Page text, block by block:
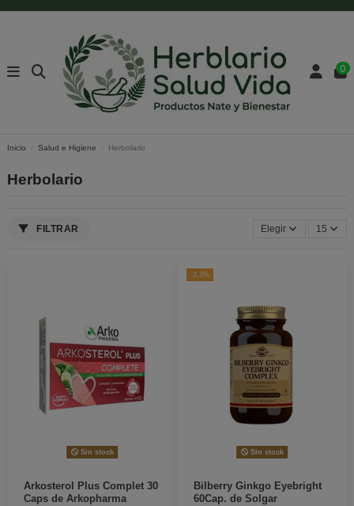
0
Inicio Salud e Higiene Herbolario
Herbolario
FILTRAR Elegir 15
Sin stock
Arkosterol Plus Complet 30
Caps de Arkopharma
-3,3%
Sin stock
Bilberry Ginkgo Eyebright
60Cap. de Solgar